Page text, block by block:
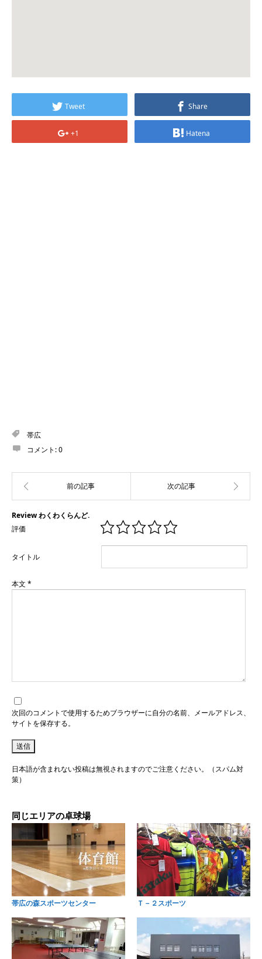
Tweet Share
+1 Hatena
帯広
コメント:0
Review わくわくらんど.
評価
タイトル
本文 *
次回のコメントで使用するためブラウザーに自分の名前、メールアドレス、
サイトを保存する。
日本語が含まれない投稿は無視されますのでご注意ください。（スパム対
策）
同じエリアの卓球場
帯広の森スポーツセンター Ｔ－２スポーツ